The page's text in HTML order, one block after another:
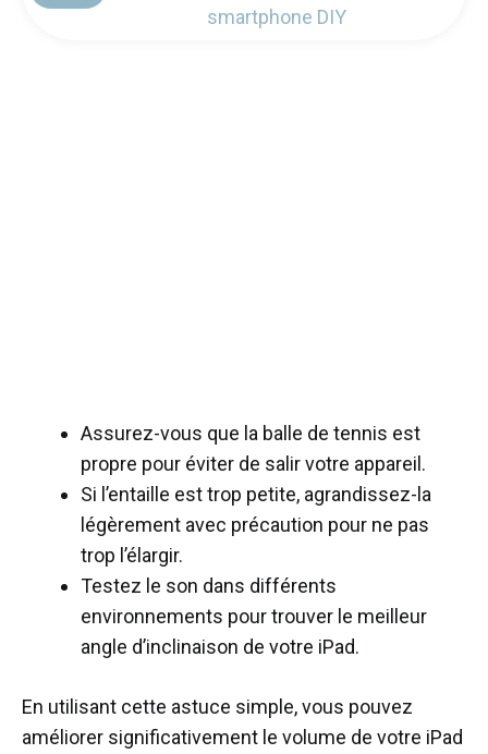
smartphone DIY
Assurez-vous que la balle de tennis est
propre pour éviter de salir votre appareil.
Si l’entaille est trop petite, agrandissez-la
légèrement avec précaution pour ne pas
trop l’élargir.
Testez le son dans différents
environnements pour trouver le meilleur
angle d’inclinaison de votre iPad.
En utilisant cette astuce simple, vous pouvez
améliorer significativement le volume de votre iPad